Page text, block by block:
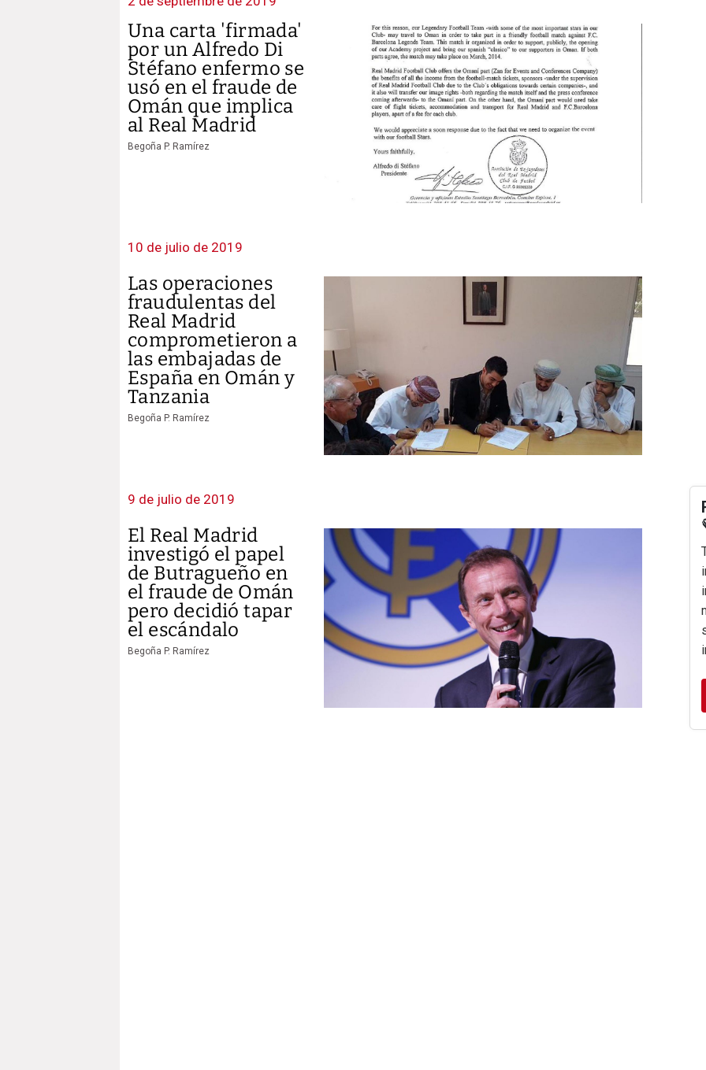
Una carta 'firmada'
por un Alfredo Di
Stéfano enfermo se
usó en el fraude de
Omán que implica
al Real Madrid
Begoña P. Ramírez
10 de julio de 2019
Las operaciones
fraudulentas del
Real Madrid
comprometieron a
las embajadas de
España en Omán y
Tanzania
Begoña P. Ramírez
9 de julio de 2019
El Real Madrid
investigó el papel
de Butragueño en
el fraude de Omán
pero decidió tapar
el escándalo
Begoña P. Ramírez